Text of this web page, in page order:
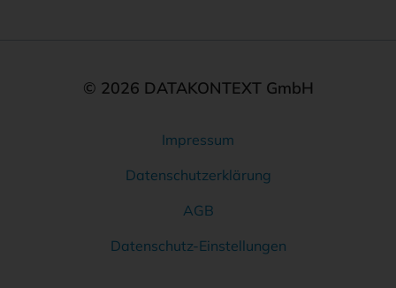
© 2026 DATAKONTEXT GmbH
Impressum
Datenschutzerklärung
AGB
Datenschutz-Einstellungen